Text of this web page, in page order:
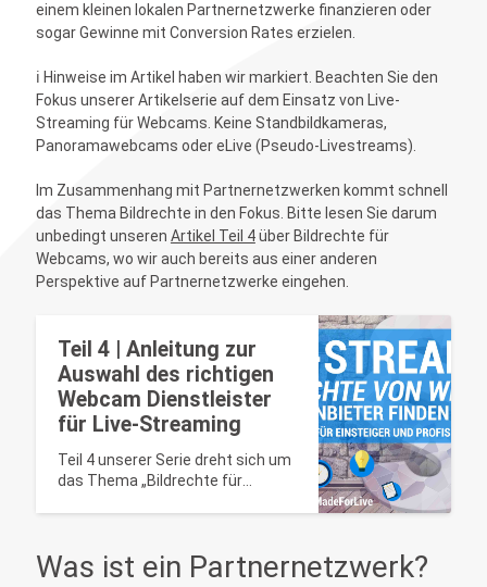
einem kleinen lokalen Partnernetzwerke finanzieren oder
sogar Gewinne mit Conversion Rates erzielen.
ℹ️ Hinweise im Artikel haben wir markiert. Beachten Sie den
Fokus unserer Artikelserie auf dem Einsatz von Live-
Streaming für Webcams. Keine Standbildkameras,
Panoramawebcams oder eLive (Pseudo-Livestreams).
Im Zusammenhang mit Partnernetzwerken kommt schnell
das Thema Bildrechte in den Fokus. Bitte lesen Sie darum
unbedingt unseren Artikel Teil 4über Bildrechte für
Webcams, wo wir auch bereits aus einer anderen
Perspektive auf Partnernetzwerke eingehen.
Teil 4 | Anleitung zur
Auswahl des richtigen
Webcam Dienstleister
für Live-Streaming
Teil 4 unserer Serie dreht sich um
das Thema „Bildrechte für
Was ist ein Partnernetzwerk?